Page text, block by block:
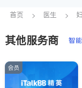
银行贷款
建筑装修
心脏科
肠胃肝脏
呼吸科
内分泌科
首页 医生
其他服务商 智
会员